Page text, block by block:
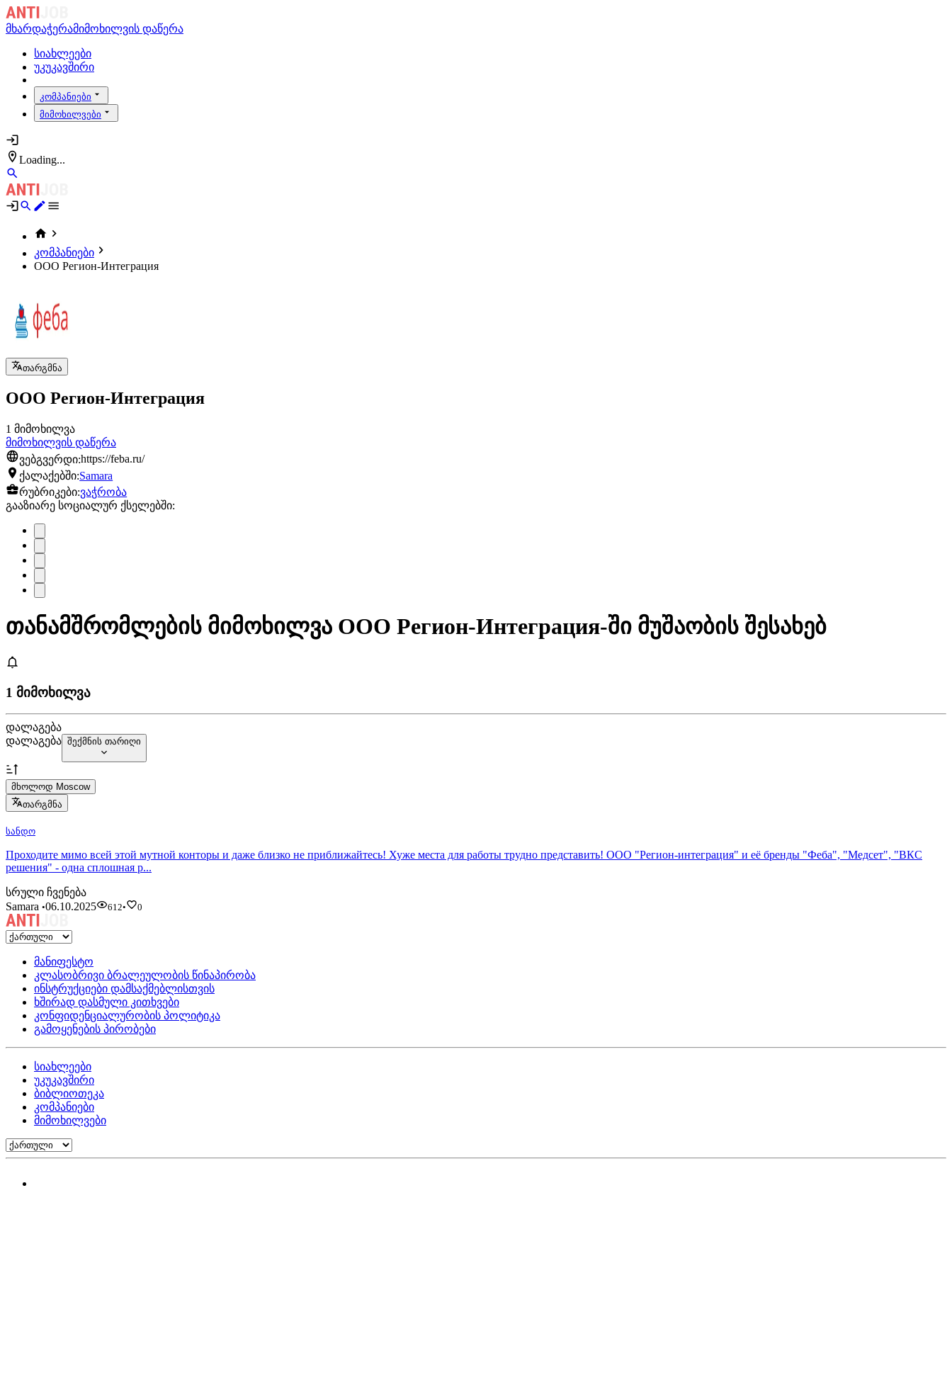
მხარდაჭერამიმოხილვის დაწერა
სიახლეები
უკუკავშირი
კომპანიები
მიმოხილვები
Loading...
კომპანიები
ООО Регион-Интеграция
თარგმნა
ООО Регион-Интеграция
1 მიმოხილვა
მიმოხილვის დაწერა
ვებგვერდი:https://feba.ru/
ქალაქებში:Samara
რუბრიკები:ვაჭრობა
გააზიარე სოციალურ ქსელებში:
თანამშრომლების მიმოხილვა ООО Регион-Интеграция-ში მუშაობის შესახებ
1 მიმოხილვა
დალაგება
დალაგება შექმნის თარიღი
მხოლოდ Moscow
თარგმნა
სანდო
Проходите мимо всей этой мутной конторы и даже близко не приближайтесь! Хуже места для работы трудно представить! ООО "Регион-интеграция" и её бренды "Феба", "Медсет", "ВКС
решения" - одна сплошная р...
სრული ჩვენება
Samara •06.10.2025 612• 0
მანიფესტო
კლასობრივი ბრალეულობის წინაპირობა
ინსტრუქციები დამსაქმებლისთვის
ხშირად დასმული კითხვები
კონფიდენციალურობის პოლიტიკა
გამოყენების პირობები
სიახლეები
უკუკავშირი
ბიბლიოთეკა
კომპანიები
მიმოხილვები